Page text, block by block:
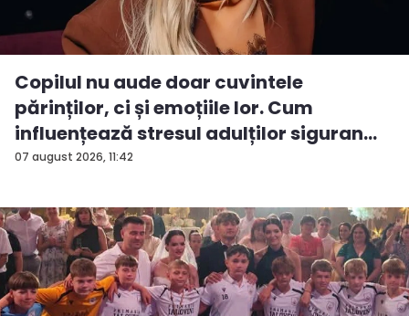
07 august 2026, 11:42
Copilul nu aude doar cuvintele
părinților, ci și emoțiile lor. Cum
influențează stresul adulților siguran...